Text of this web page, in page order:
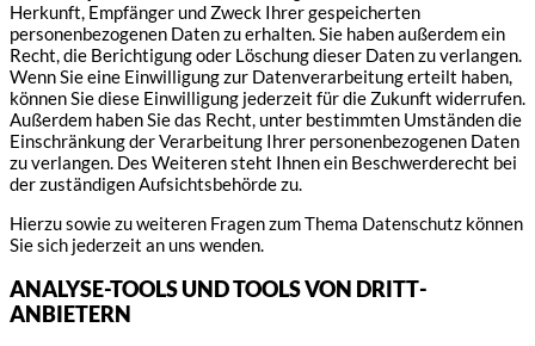
Herkunft, Empfänger und Zweck Ihrer gespeicherten
personenbezogenen Daten zu erhalten. Sie haben außerdem ein
Recht, die Berichtigung oder Löschung dieser Daten zu verlangen.
Wenn Sie eine Einwilligung zur Datenverarbeitung erteilt haben,
können Sie diese Einwilligung jederzeit für die Zukunft widerrufen.
Außerdem haben Sie das Recht, unter bestimmten Umständen die
Einschränkung der Verarbeitung Ihrer personenbezogenen Daten
zu verlangen. Des Weiteren steht Ihnen ein Beschwerderecht bei
der zuständigen Aufsichtsbehörde zu.
Hierzu sowie zu weiteren Fragen zum Thema Datenschutz können
Sie sich jederzeit an uns wenden.
ANALYSE-TOOLS UND TOOLS VON DRITT­
ANBIETERN